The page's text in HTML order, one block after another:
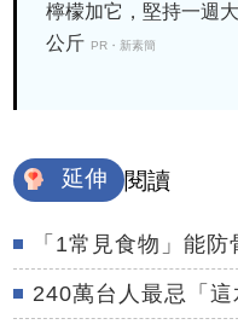
檸檬加它，堅持一週
公斤 PR・新素簡
延伸 閱讀
「1常見食物」能
240萬台人最忌「